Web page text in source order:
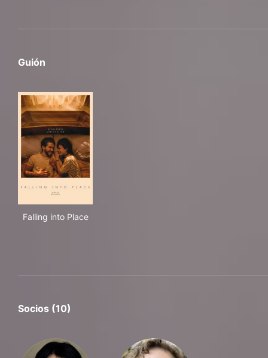
Guión
Falling into Place
Socios (10)